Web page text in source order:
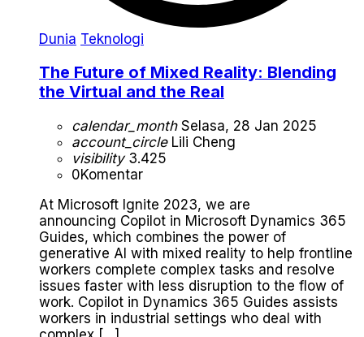
Dunia Teknologi
The Future of Mixed Reality: Blending
the Virtual and the Real
calendar_monthSelasa, 28 Jan 2025
account_circleLili Cheng
visibility3.425
0Komentar
At Microsoft Ignite 2023, we are
announcing Copilot in Microsoft Dynamics 365
Guides, which combines the power of
generative AI with mixed reality to help frontline
workers complete complex tasks and resolve
issues faster with less disruption to the flow of
work. Copilot in Dynamics 365 Guides assists
workers in industrial settings who deal with